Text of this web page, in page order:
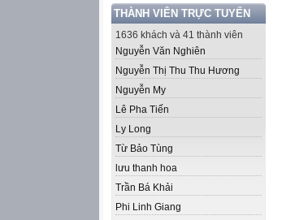
THÀNH VIÊN TRỰC TUYẾN
1636 khách và 41 thành viên
Nguyễn Văn Nghiên
Nguyễn Thị Thu Thu Hương
Nguyễn My
Lê Pha Tiến
Ly Long
Từ Bảo Tùng
lưu thanh hoa
Trần Bá Khải
Phi Linh Giang